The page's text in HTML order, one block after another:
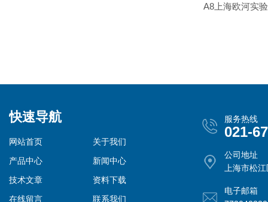
A8上海欧河实
快速导航
网站首页
关于我们
产品中心
新闻中心
技术文章
资料下载
在线留言
联系我们
服务热线
021-
公司地址
上海市松
电子邮箱